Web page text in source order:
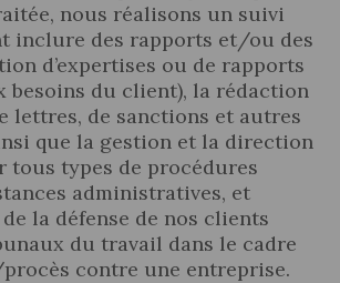
nous réalisons un suivi
inclure des rapports et/ou des
d’expertises ou de rapports
besoins du client), la rédaction
lettres, de sanctions et autres
que la gestion et la direction
tous types de procédures
administratives, et
la défense de nos clients
du travail dans le cadre
contre une entreprise.